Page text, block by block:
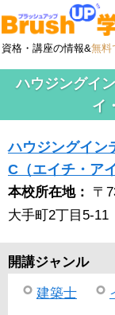
資格・講座の情報&無料
ハウジングイ
イ
ハウジングイン
C（エイチ・ア
本校所在地：
〒
大手町2丁目5-11
開講ジャンル
建築士